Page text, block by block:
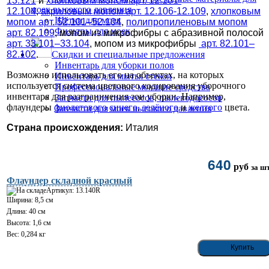
моек высокого давления
Щётки для моек
Фильтры для моек
Скидки и специальные предложения
Инвентарь для уборки полов
Инвентарь для мытья стекол
Профессиональные моющие средства
Запчасти для пылесосов, пылеводососов
Запчасти для моек высокого давления
12.104,акриловым мопом арт. 12.106-12.109, хлопковым
мопом арт. 52.101–52.104, полипропиленовым мопом
арт. 82.109, мопом из микрофибры с абразивной полосой
арт. 33.101–33.104, мопом из микрофибры арт. 82.101–
82.102.
Возможно использовать его на объектах, на которых
используется система цветового кодирования уборочного
инвентаря для разграничения зон уборки. Например,
флаундеры фиолетового синего,зелёногоижелтого цвета.
Страна происхождения: Италия
Флаундер складной красный
Артикул: 13.140R
Ширина: 8,5 см
Длина: 40 см
Высота: 1,6 см
Вес: 0,284 кг
640 руб за